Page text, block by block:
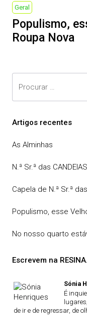
Next
Post
Geral
Populismo,
Roupa Nova
Artigos recentes
As Alminhas
N.ª Sr.ª das
Capela de N.ª Sr.ª
Populismo, esse
No nosso quarto
Escrevem na
Sónia
É
de ir e de regressar, de